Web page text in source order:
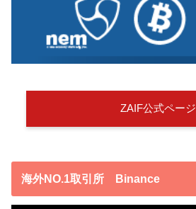
ZAIF公式ページ
海外NO.1取引所 Binance